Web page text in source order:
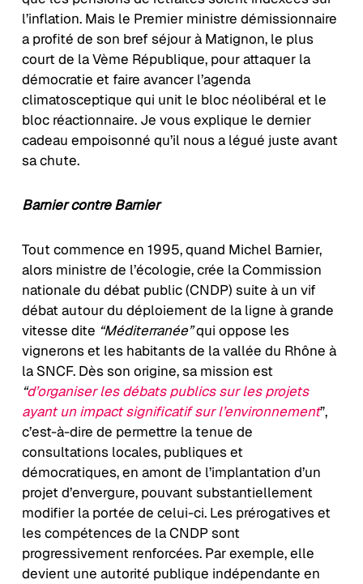
l’inflation. Mais le Premier ministre démissionnaire
a profité de son bref séjour à Matignon, le plus
court de la Vème République, pour attaquer la
démocratie et faire avancer l’agenda
climatosceptique qui unit le bloc néolibéral et le
bloc réactionnaire. Je vous explique le dernier
cadeau empoisonné qu’il nous a légué juste avant
sa chute.
Barnier contre Barnier
Tout commence en 1995, quand Michel Barnier,
alors ministre de l’écologie, crée la Commission
nationale du débat public (CNDP) suite à un vif
débat autour du déploiement de la ligne à grande
vitesse dite “Méditerranée”qui oppose les
vignerons et les habitants de la vallée du Rhône à
la SNCF. Dès son origine, sa mission est
“d’organiser les débats publics sur les projets
ayant un impact significatif sur l’environnement”,
c’est-à-dire de permettre la tenue de
consultations locales, publiques et
démocratiques, en amont de l’implantation d’un
projet d’envergure, pouvant substantiellement
modifier la portée de celui-ci. Les prérogatives et
les compétences de la CNDP sont
progressivement renforcées. Par exemple, elle
devient une autorité publique indépendante en